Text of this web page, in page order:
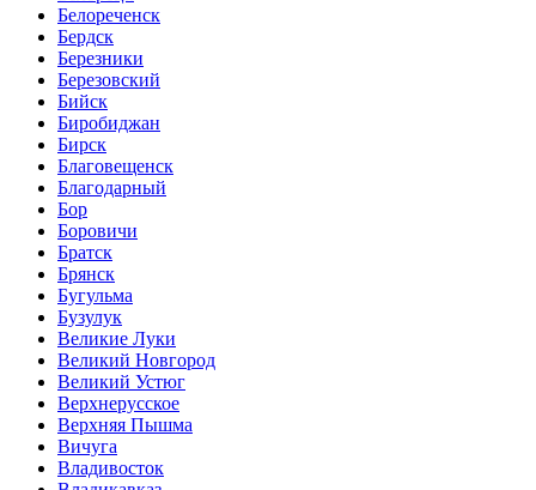
Белореченск
Бердск
Березники
Березовский
Бийск
Биробиджан
Бирск
Благовещенск
Благодарный
Бор
Боровичи
Братск
Брянск
Бугульма
Бузулук
Великие Луки
Великий Новгород
Великий Устюг
Верхнерусское
Верхняя Пышма
Вичуга
Владивосток